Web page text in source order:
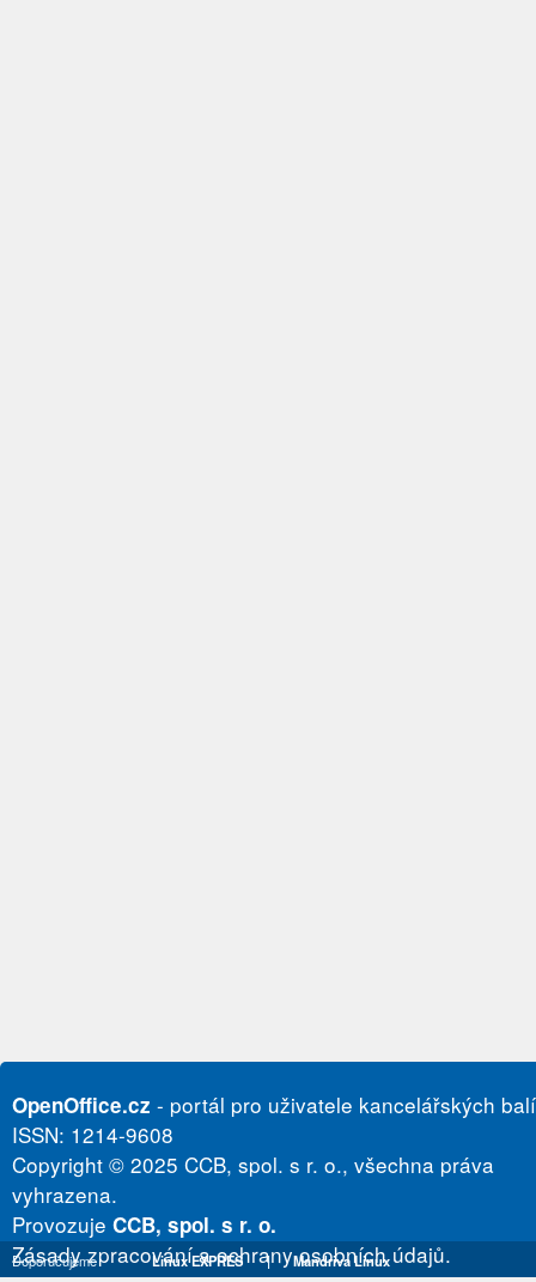
OpenOffice.cz - portál pro uživatele kancelářských
ISSN: 1214-9608
Copyright © 2025 CCB, spol. s r. o., všechna práva
vyhrazena.
Provozuje CCB, spol. s r. o.
Zásady zpracování a ochrany osobních údajů.
Doporučujeme Linux EXPRES | Mandriva Linux